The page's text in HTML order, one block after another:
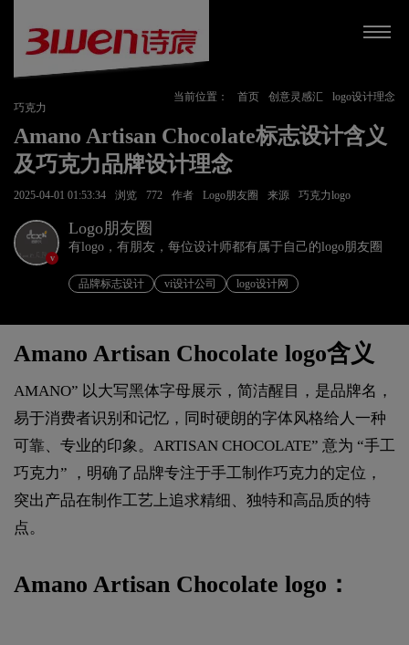
当前位置： 首页 创意灵感汇
logo设计理念
巧克力
Amano Artisan Chocolate标志设计含义
及巧克力品牌设计理念
2025-04-01 01:53:34 浏览 772 作者 Logo朋友圈 来源 巧克力logo
v
Logo朋友圈
有logo，有朋友，每位设计师都有属于自己的logo朋友圈
品牌标志设计 vi设计公司 logo设计网
Amano Artisan Chocolate logo含义
AMANO” 以大写黑体字母展示，简洁醒目，是品牌名，
易于消费者识别和记忆，同时硬朗的字体风格给人一种
可靠、专业的印象。ARTISAN CHOCOLATE” 意为 “手工
巧克力” ，明确了品牌专注于手工制作巧克力的定位，
突出产品在制作工艺上追求精细、独特和高品质的特
点。
Amano Artisan Chocolate logo：